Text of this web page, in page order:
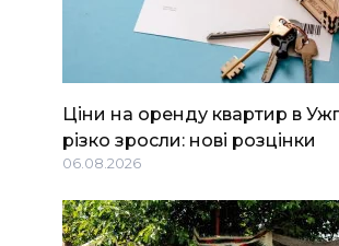
Ціни на оренду квартир в
різко зросли: нові розцінки
06.08.2026